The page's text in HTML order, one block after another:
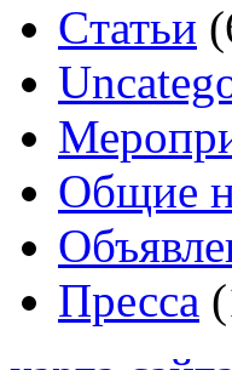
Cтатьи
Общие
Пресса